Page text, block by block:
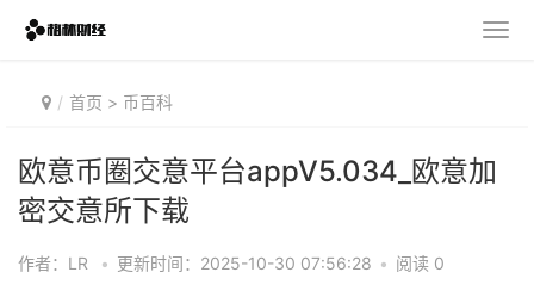
首页 > 币百科
欧意币圈交意平台appV5.034_欧意加
密交意所下载
作者：LR • 更新时间：2025-10-30 07:56:28 • 阅读 0